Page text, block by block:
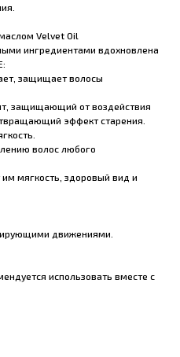
Velvet Oil
ингредиентами вдохновлена
защищает волосы
защищающий от воздействия
эффект старения.
волос любого
мягкость, здоровый вид и
движениями.
использовать вместе с